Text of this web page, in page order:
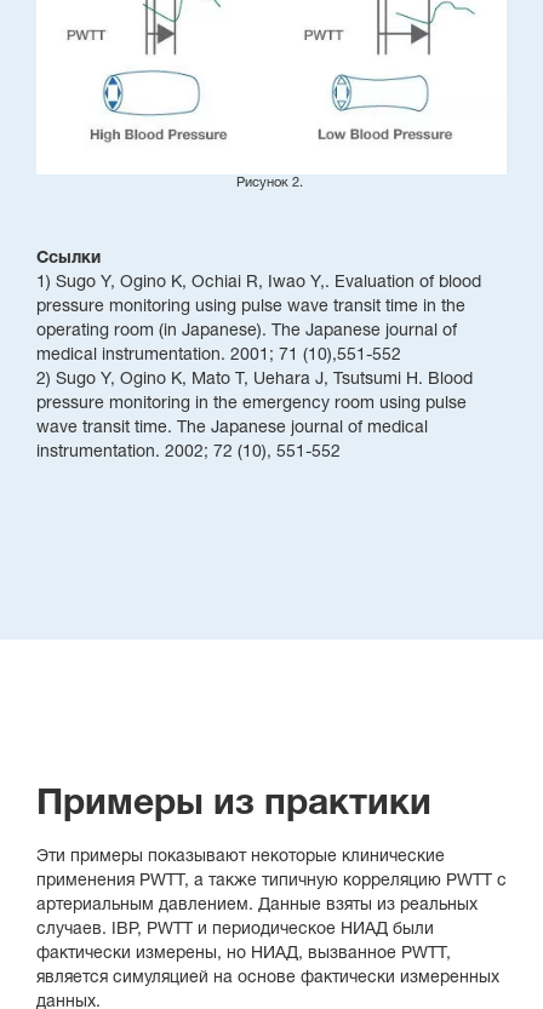
Рисунок 2.
Ссылки
1) Sugo Y, Ogino K, Ochiai R, Iwao Y,. Evaluation of blood
pressure monitoring using pulse wave transit time in the
operating room (in Japanese). The Japanese journal of
medical instrumentation. 2001; 71 (10),551-552
2) Sugo Y, Ogino K, Mato T, Uehara J, Tsutsumi H. Blood
pressure monitoring in the emergency room using pulse
wave transit time. The Japanese journal of medical
instrumentation. 2002; 72 (10), 551-552
Примеры из практики
Эти примеры показывают некоторые клинические
применения PWTT, а также типичную корреляцию PWTT с
артериальным давлением. Данные взяты из реальных
случаев. IBP, PWTT и периодическое НИАД были
фактически измерены, но НИАД, вызванное PWTT,
является симуляцией на основе фактически измеренных
данных.